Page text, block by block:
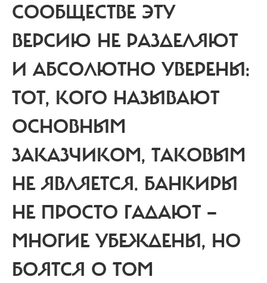
СООБЩЕСТВЕ ЭТУ
ВЕРСИЮ НЕ РАЗДЕЛЯЮТ
И АБСОЛЮТНО УВЕРЕНЫ:
ТОТ, КОГО НАЗЫВАЮТ
ОСНОВНЫМ
ЗАКАЗЧИКОМ, ТАКОВЫМ
НЕ ЯВЛЯЕТСЯ. БАНКИРЫ
НЕ ПРОСТО ГАДАЮТ —
МНОГИЕ УБЕЖДЕНЫ, НО
БОЯТСЯ О ТОМ